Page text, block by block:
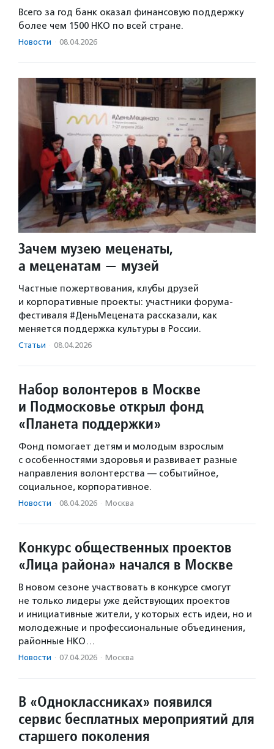
Всего за год банк оказал финансовую поддержку
более чем 1500 НКО по всей стране.
Новости · 08.04.2026
Зачем музею меценаты,
а меценатам — музей
Частные пожертвования, клубы друзей
и корпоративные проекты: участники форума-
фестиваля #ДеньМецената рассказали, как
меняется поддержка культуры в России.
Статьи · 08.04.2026
Набор волонтеров в Москве
и Подмосковье открыл фонд
«Планета поддержки»
Фонд помогает детям и молодым взрослым
с особенностями здоровья и развивает разные
направления волонтерства — событийное,
социальное, корпоративное.
Новости · 08.04.2026 · Москва
Конкурс общественных проектов
«Лица района» начался в Москве
В новом сезоне участвовать в конкурсе смогут
не только лидеры уже действующих проектов
и инициативные жители, у которых есть идеи, но и
молодежные и профессиональные объединения,
районные НКО…
Новости · 07.04.2026 · Москва
В «Одноклассниках» появился
сервис бесплатных мероприятий для
старшего поколения